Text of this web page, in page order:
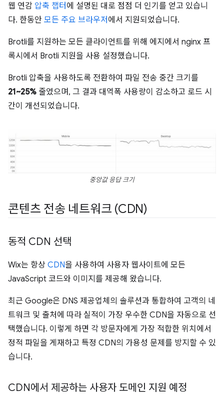
웹 연감 압축 챕터 에 설명된 대로 점점 더 인기를 얻고 있습니
다. 한동안 모든 주요 브라우저 에서 지원되었습니다.
Brotli를 지원하는 모든 클라이언트를 위해 에지에서 nginx 프
록시에서 Brotli 지원을 사용 설정했습니다.
Brotli 압축을 사용하도록 전환하여 파일 전송 중간 크기를
21~25% 줄였으며, 그 결과 대역폭 사용량이 감소하고 로드 시
간이 개선되었습니다.
중앙값 응답 크기
콘텐츠 전송 네트워크 (CDN)
동적 CDN 선택
Wix는 항상 CDN을 사용하여 사용자 웹사이트에 모든
JavaScript 코드와 이미지를 제공해 왔습니다.
최근 Google은 DNS 제공업체의 솔루션과 통합하여 고객의 네
트워크 및 출처에 따라 실적이 가장 우수한 CDN을 자동으로 선
택했습니다. 이렇게 하면 각 방문자에게 가장 적합한 위치에서
정적 파일을 게재하고 특정 CDN의 가용성 문제를 방지할 수 있
습니다.
CDN에서 제공하는 사용자 도메인 지원 예정